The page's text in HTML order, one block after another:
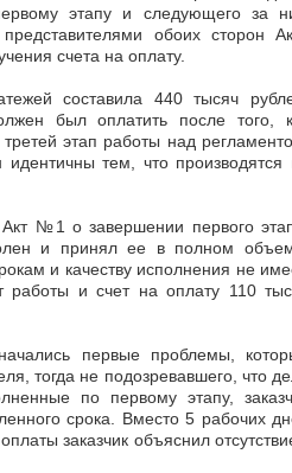
этапу и следующего за
обоих сторон
счета на оплату.
составила 440 тысяч
был оплатить после того,
этап работы над
идентичны тем, что производятся
№1 о завершении первого
и принял ее в полном
и качеству исполнения не
работы и счет на оплату 110
первые проблемы,
тогда не подозревавшего, что
по первому этапу,
срока. Вместо 5 рабочих
заказчик объяснил